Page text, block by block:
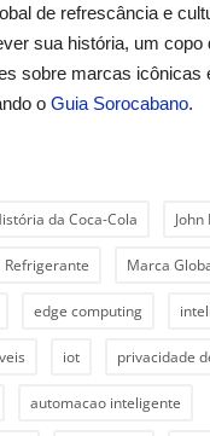
de refrescância e
sua história, um copo
sobre marcas icônicas
o Guia Sorocabano.
da Coca-Cola
Refrigerante Marca
edge computing
iot privacidade
automacao inteligente